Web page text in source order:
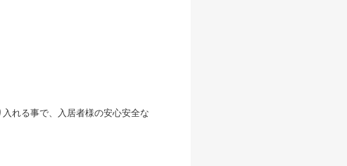
れる事で、入居者様の安心安全な